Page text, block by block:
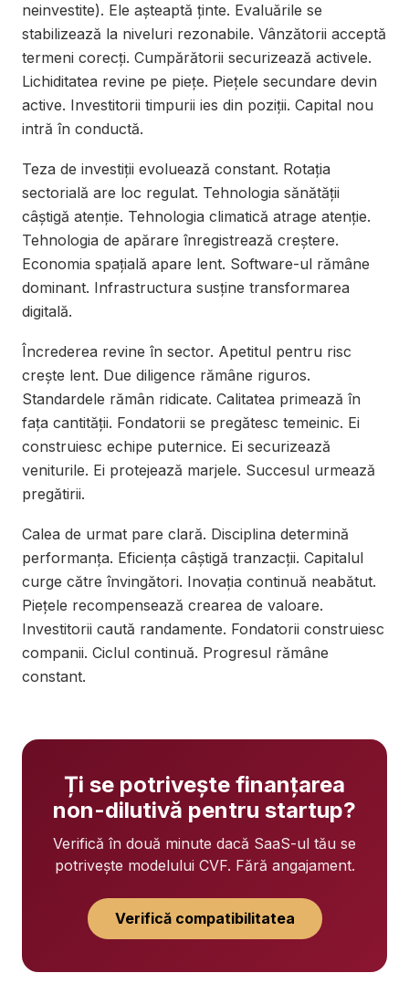
neinvestite). Ele așteaptă ținte. Evaluările se
stabilizează la niveluri rezonabile. Vânzătorii acceptă
termeni corecți. Cumpărătorii securizează activele.
Lichiditatea revine pe piețe. Piețele secundare devin
active. Investitorii timpurii ies din poziții. Capital nou
intră în conductă.
Teza de investiții evoluează constant. Rotația
sectorială are loc regulat. Tehnologia sănătății
câștigă atenție. Tehnologia climatică atrage atenție.
Tehnologia de apărare înregistrează creștere.
Economia spațială apare lent. Software-ul rămâne
dominant. Infrastructura susține transformarea
digitală.
Încrederea revine în sector. Apetitul pentru risc
crește lent. Due diligence rămâne riguros.
Standardele rămân ridicate. Calitatea primează în
fața cantității. Fondatorii se pregătesc temeinic. Ei
construiesc echipe puternice. Ei securizează
veniturile. Ei protejează marjele. Succesul urmează
pregătirii.
Calea de urmat pare clară. Disciplina determină
performanța. Eficiența câștigă tranzacții. Capitalul
curge către învingători. Inovația continuă neabătut.
Piețele recompensează crearea de valoare.
Investitorii caută randamente. Fondatorii construiesc
companii. Ciclul continuă. Progresul rămâne
constant.
Ți se potrivește finanțarea
non-dilutivă pentru startup?
Verifică în două minute dacă SaaS-ul tău se
potrivește modelului CVF. Fără angajament.
Verifică compatibilitatea